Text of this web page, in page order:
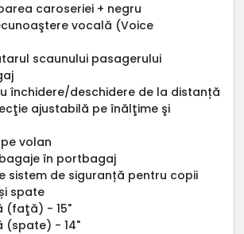
caroseriei + negru
vocală (Voice
scaunului pasagerului
închidere/deschidere de la distanță
ajustabilă pe înălţime şi
volan
în portbagaj
sistem de siguranță pentru copii
spate
(faţă) - 15"
(spate) - 14"